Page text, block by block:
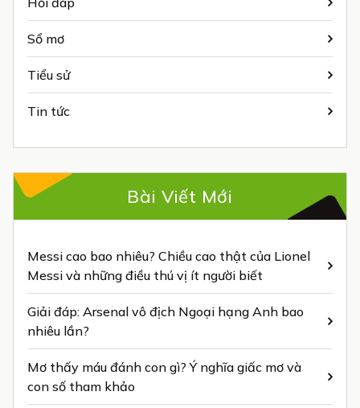
Sổ mơ
Tiểu sử
Tin tức
Bài Viết Mới
Messi cao bao nhiêu? Chiều cao thật của Lionel
Messi và những điều thú vị ít người biết
Giải đáp: Arsenal vô địch Ngoại hạng Anh bao
nhiêu lần?
Mơ thấy máu đánh con gì? Ý nghĩa giấc mơ và
con số tham khảo